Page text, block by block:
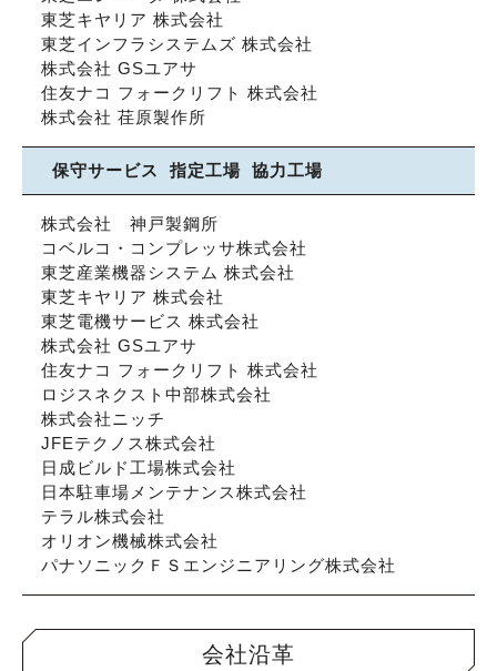
東芝キヤリア 株式会社
東芝インフラシステムズ 株式会社
株式会社 GSユアサ
住友ナコ フォークリフト 株式会社
株式会社 荏原製作所
保守サービス 指定工場 協力工場
株式会社 神戸製鋼所
コベルコ・コンプレッサ株式会社
東芝産業機器システム 株式会社
東芝キヤリア 株式会社
東芝電機サービス 株式会社
株式会社 GSユアサ
住友ナコ フォークリフト 株式会社
ロジスネクスト中部株式会社
株式会社ニッチ
JFEテクノス株式会社
日成ビルド工場株式会社
日本駐車場メンテナンス株式会社
テラル株式会社
オリオン機械株式会社
パナソニックＦＳエンジニアリング株式会社
会社沿革